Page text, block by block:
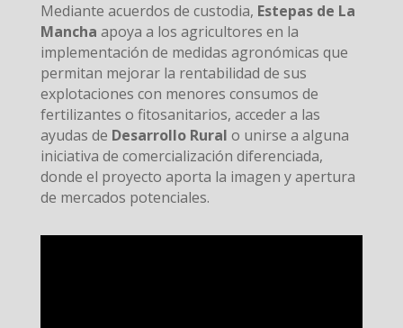
Mediante acuerdos de custodia, Estepas de La
Mancha apoya a los agricultores en la
implementación de medidas agronómicas que
permitan mejorar la rentabilidad de sus
explotaciones con menores consumos de
fertilizantes o fitosanitarios, acceder a las
ayudas de Desarrollo Rural o unirse a alguna
iniciativa de comercialización diferenciada,
donde el proyecto aporta la imagen y apertura
de mercados potenciales.